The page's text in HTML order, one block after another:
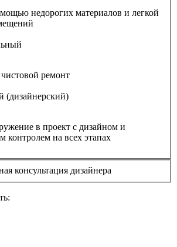
недорогих материалов и легкой
ремонт
(дизайнерский)
в проект с дизайном и
контролем на всех этапах
консультация дизайнера